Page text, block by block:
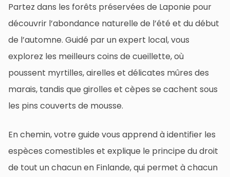
Partez dans les forêts préservées de Laponie pour
découvrir l’abondance naturelle de l’été et du début
de l’automne. Guidé par un expert local, vous
explorez les meilleurs coins de cueillette, où
poussent myrtilles, airelles et délicates mûres des
marais, tandis que girolles et cèpes se cachent sous
les pins couverts de mousse.
En chemin, votre guide vous apprend à identifier les
espèces comestibles et explique le principe du droit
de tout un chacun en Finlande, qui permet à chacun